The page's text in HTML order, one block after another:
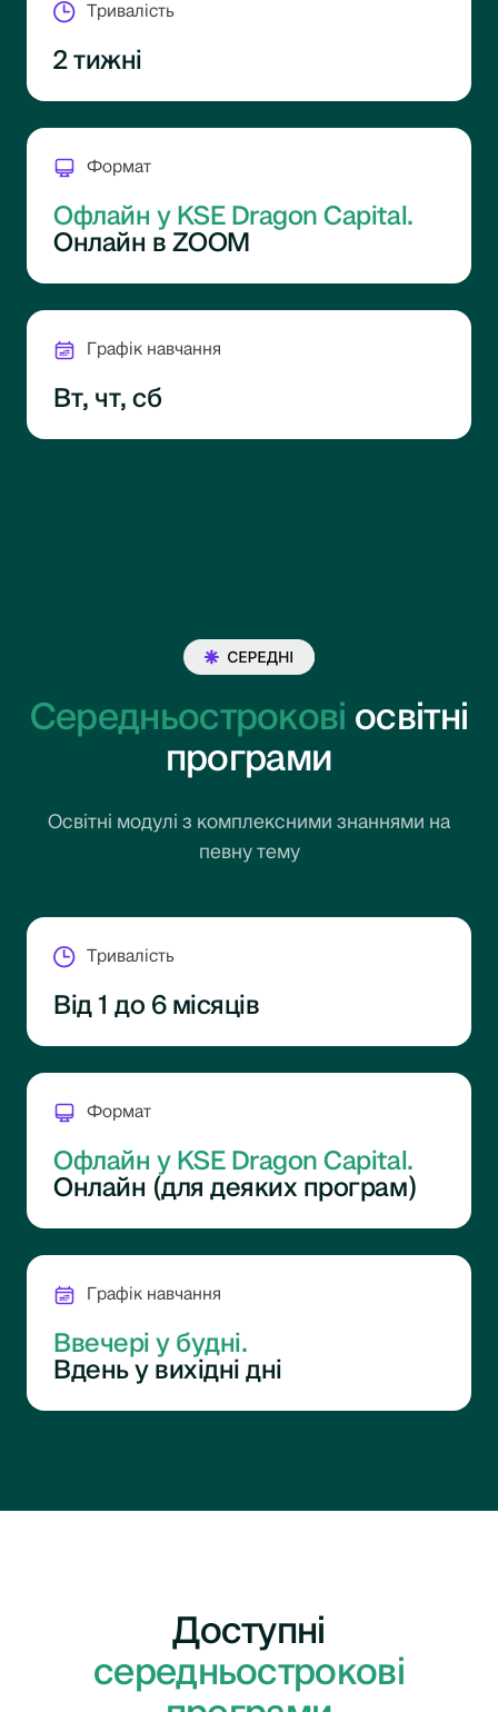
Тривалість
2 тижні
Формат
Офлайн у KSE Dragon Capital.
Онлайн в ZOOM
Графік навчання
Вт, чт, сб
Середньострокові освітні
програми
Освітні модулі з комплексними знаннями на
певну тему
Тривалість
Від 1 до 6 місяців
Формат
Офлайн у KSE Dragon Capital.
Онлайн (для деяких програм)
Графік навчання
Ввечері у будні.
Вдень у вихідні дні
Доступні
середньострокові